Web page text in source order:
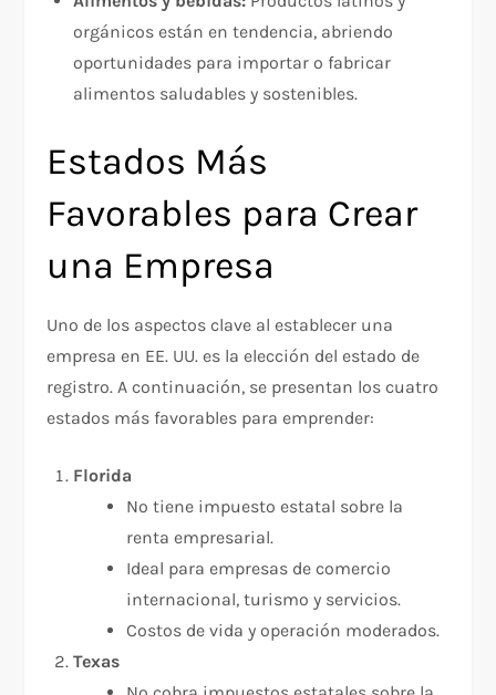
orgánicos están en tendencia, abriendo
oportunidades para importar o fabricar
alimentos saludables y sostenibles.
Estados Más
Favorables para Crear
una Empresa
Uno de los aspectos clave al establecer una
empresa en EE. UU. es la elección del estado de
registro. A continuación, se presentan los cuatro
estados más favorables para emprender:
Florida
No tiene impuesto estatal sobre la
renta empresarial.
Ideal para empresas de comercio
internacional, turismo y servicios.
Costos de vida y operación moderados.
Texas